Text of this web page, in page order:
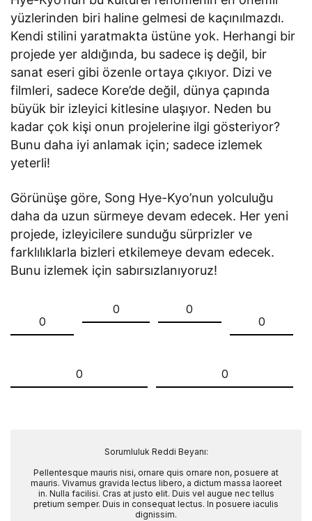
yüzlerinden biri haline gelmesi de kaçınılmazdı.
Kendi stilini yaratmakta üstüne yok. Herhangi bir
projede yer aldığında, bu sadece iş değil, bir
sanat eseri gibi özenle ortaya çıkıyor. Dizi ve
filmleri, sadece Kore’de değil, dünya çapında
büyük bir izleyici kitlesine ulaşıyor. Neden bu
kadar çok kişi onun projelerine ilgi gösteriyor?
Bunu daha iyi anlamak için; sadece izlemek
yeterli!
Görünüşe göre, Song Hye-Kyo’nun yolculuğu
daha da uzun sürmeye devam edecek. Her yeni
projede, izleyicilere sunduğu sürprizler ve
farklılıklarla bizleri etkilemeye devam edecek.
Bunu izlemek için sabırsızlanıyoruz!
0
0
0
0
0 0
Sorumluluk Reddi Beyanı:
Pellentesque mauris nisi, ornare quis ornare non, posuere at
mauris. Vivamus gravida lectus libero, a dictum massa laoreet
in. Nulla facilisi. Cras at justo elit. Duis vel augue nec tellus
pretium semper. Duis in consequat lectus. In posuere iaculis
dignissim.